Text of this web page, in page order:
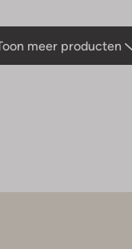
meer producten